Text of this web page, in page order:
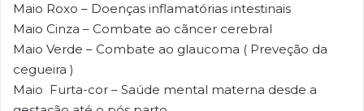
Maio Roxo – Doenças inflamatórias intestinais
Maio Cinza – Combate ao cãncer cerebral
Maio Verde – Combate ao glaucoma ( Preveção da
cegueira )
Maio Furta-cor – Saúde mental materna desde a